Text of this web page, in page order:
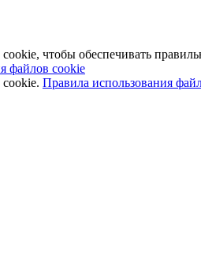
чтобы обеспечивать
файлов cookie
Правила использования